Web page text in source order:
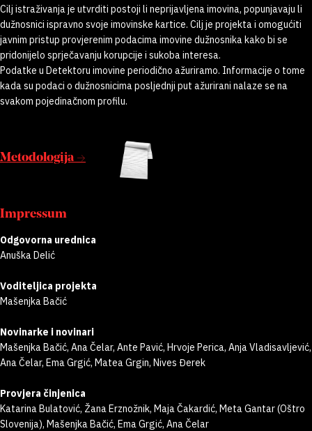
Cilj istraživanja je utvrditi postoji li neprijavljena imovina, popunjavaju li
dužnosnici ispravno svoje imovinske kartice. Cilj je projekta i omogućiti
javnim pristup provjerenim podacima imovine dužnosnika kako bi se
pridonijelo sprječavanju korupcije i sukoba interesa.
Podatke u Detektoru imovine periodično ažuriramo. Informacije o tome
kada su podaci o dužnosnicima posljednji put ažurirani nalaze se na
svakom pojedinačnom profilu.
Metodologija →
Impressum
Odgovorna urednica
Anuška Delić
Voditeljica projekta
Mašenjka Bačić
Novinarke i novinari
Mašenjka Bačić, Ana Čelar, Ante Pavić, Hrvoje Perica, Anja Vladisavljević,
Ana Čelar, Ema Grgić, Matea Grgin, Nives Đerek
Provjera činjenica
Katarina Bulatović, Žana Erznožnik, Maja Čakardić, Meta Gantar (Oštro
Slovenija), Mašenjka Bačić, Ema Grgić, Ana Čelar